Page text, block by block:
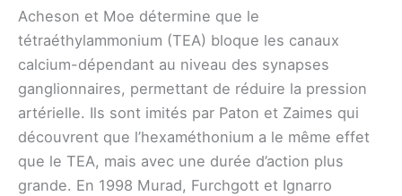
Acheson et Moe détermine que le
tétraéthylammonium (TEA) bloque les canaux
calcium-dépendant au niveau des synapses
ganglionnaires, permettant de réduire la pression
artérielle. Ils sont imités par Paton et Zaimes qui
découvrent que l’hexaméthonium a le même effet
que le TEA, mais avec une durée d’action plus
grande. En 1998 Murad, Furchgott et Ignarro